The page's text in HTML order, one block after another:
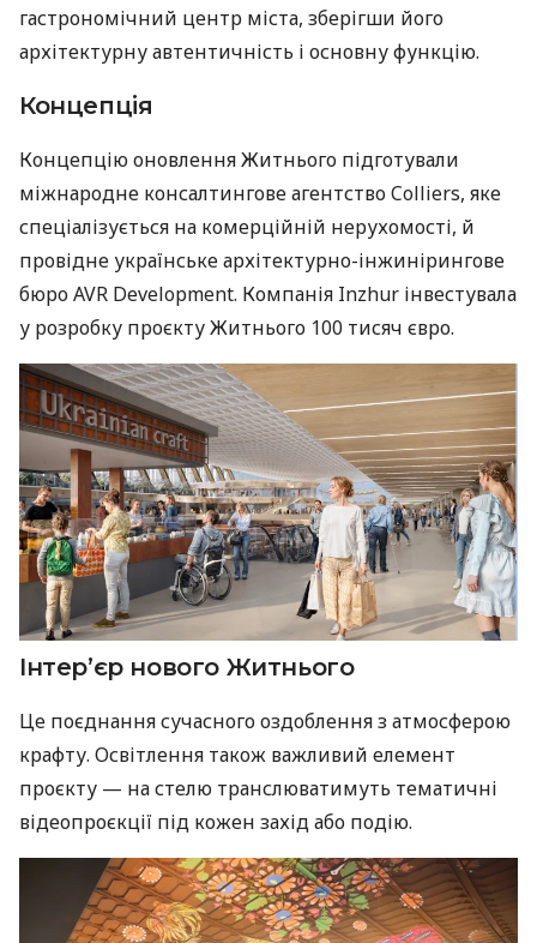
гастрономічний центр міста, зберігши його
архітектурну автентичність і основну функцію.
Концепція
Концепцію оновлення Житнього підготували
міжнародне консалтингове агентство Colliers, яке
спеціалізується на комерційній нерухомості, й
провідне українське архітектурно-інжинірингове
бюро AVR Development. Компанія Inzhur інвестувала
у розробку проєкту Житнього 100 тисяч євро.
Інтер’єр нового Житнього
Це поєднання сучасного оздоблення з атмосферою
крафту. Освітлення також важливий елемент
проєкту — на стелю транслюватимуть тематичні
відеопроєкції під кожен захід або подію.